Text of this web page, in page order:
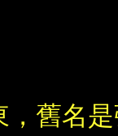
舊名